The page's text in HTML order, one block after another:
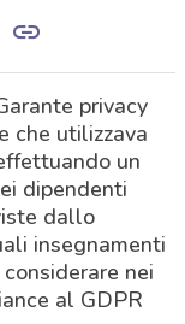
privacy
che utilizzava
un
dipendenti
dallo
insegnamenti
nei
al GDPR